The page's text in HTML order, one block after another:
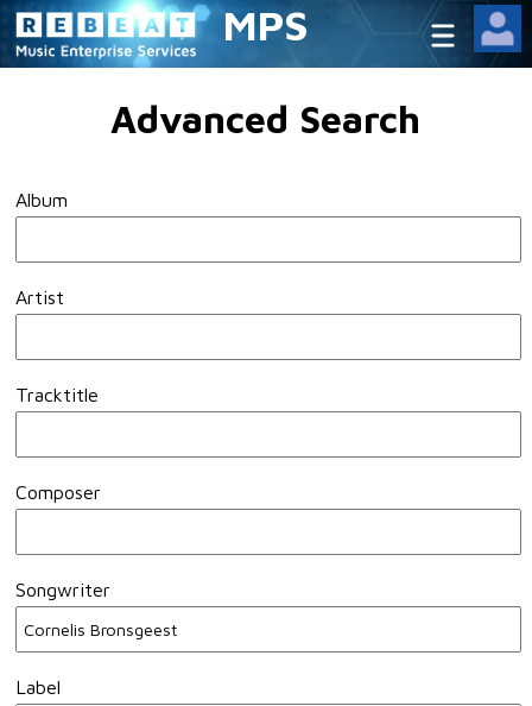
MPS
Advanced Search
Album
Artist
Tracktitle
Composer
Songwriter
Label